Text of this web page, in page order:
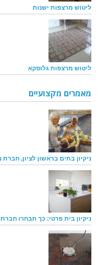
ליטוש מרצפות ישנות
ליטוש מרצפות גלוסקא
מאמרים מקצועיים
ניקיון בתים בראשון לציון, חברת
ניקיון בית פרטי: כך תבחרו חברת